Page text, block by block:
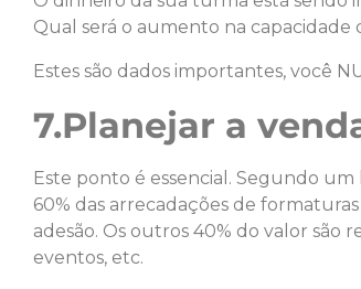
Qual será o aumento na
Estes são dados importantes, você
7.Planejar a
Este ponto é essencial. Segundo
60% das arrecadações de
adesão. Os outros 40% do valor são
eventos, etc.